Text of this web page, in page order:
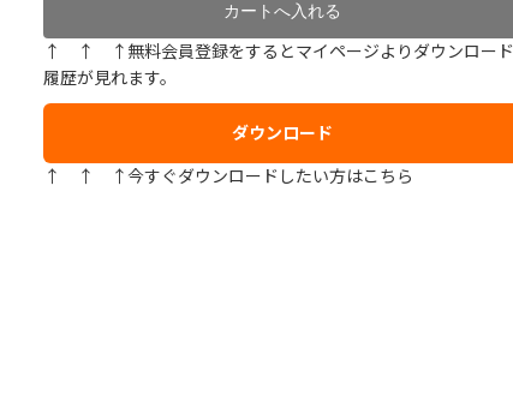
↑ ↑ ↑無料会員登録をするとマイページよりダウンロード
履歴が見れます。
ダウンロード
↑ ↑ ↑今すぐダウンロードしたい方はこちら